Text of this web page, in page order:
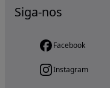
Siga-nos
Facebook
Instagram